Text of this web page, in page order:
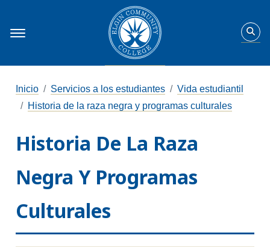
Inicio Servicios a los estudiantes
Vida estudiantil
Historia de la raza negra y programas culturales
Historia De La Raza
Negra Y Programas
Culturales